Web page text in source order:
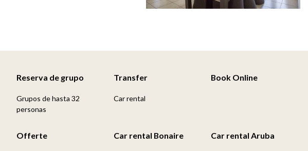
Reserva de grupo
Grupos de hasta 32
personas
Transfer
Car rental
Book Online
Offerte Car rental Bonaire Car rental Aruba